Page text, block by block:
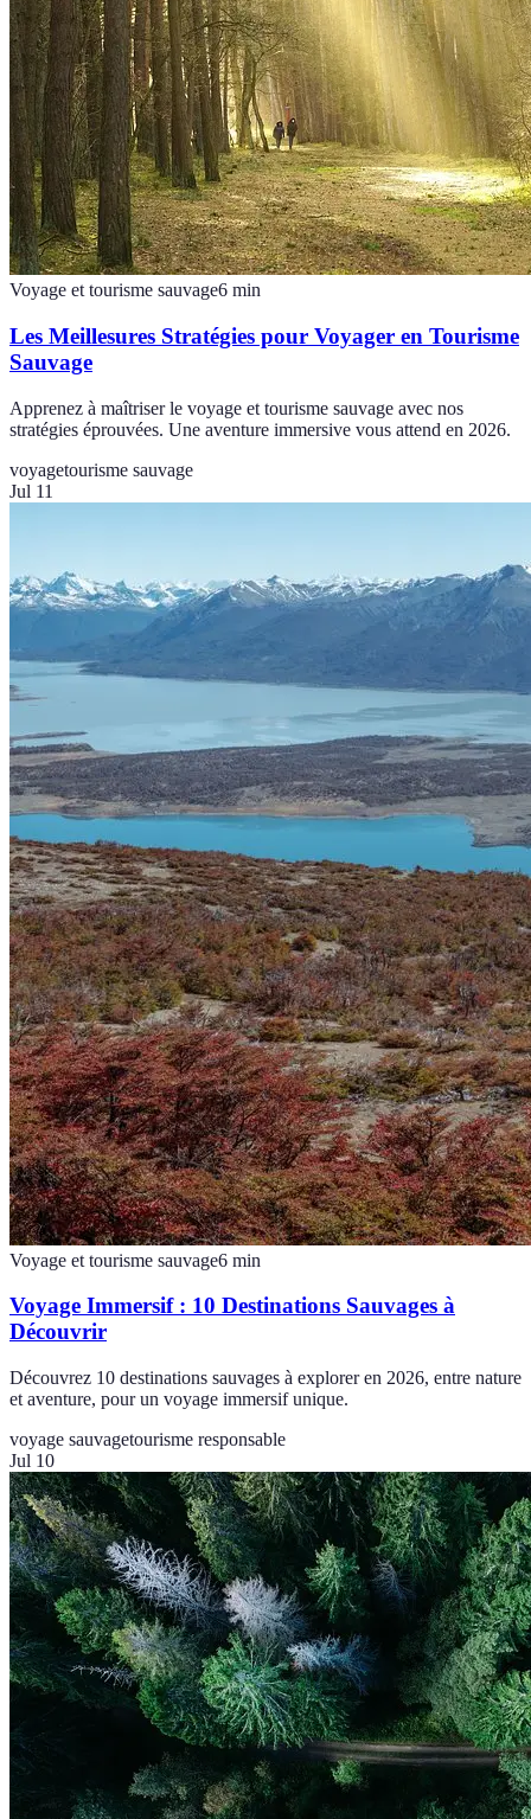
Voyage et tourisme sauvage6 min
Les Meillesures Stratégies pour Voyager en Tourisme
Sauvage
Apprenez à maîtriser le voyage et tourisme sauvage avec nos
stratégies éprouvées. Une aventure immersive vous attend en 2026.
voyagetourisme sauvage
Jul 11
Voyage et tourisme sauvage6 min
Voyage Immersif : 10 Destinations Sauvages à
Découvrir
Découvrez 10 destinations sauvages à explorer en 2026, entre nature
et aventure, pour un voyage immersif unique.
voyage sauvagetourisme responsable
Jul 10